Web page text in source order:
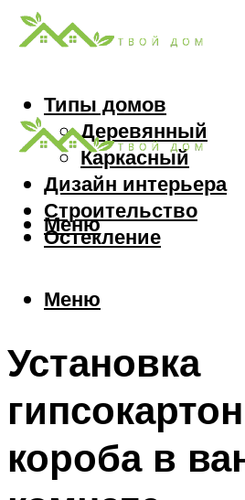
Типы домов
Деревянный
Каркасный
Дизайн интерьера
Строительство
Остекление
Меню
Меню
Установка
короба в